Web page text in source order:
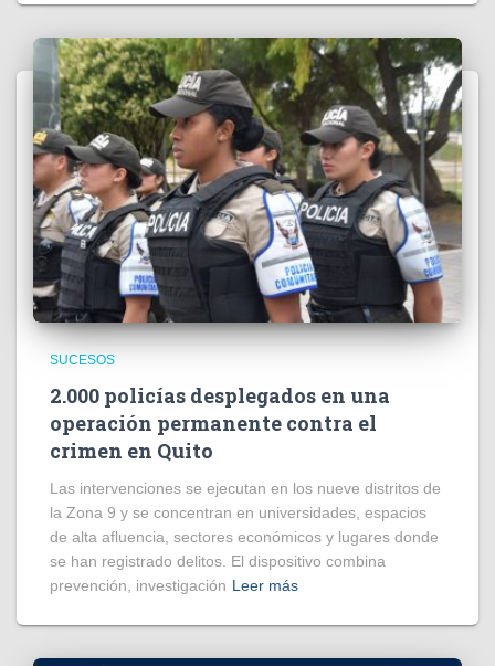
SUCESOS
2.000 policías desplegados en una
operación permanente contra el
crimen en Quito
Las intervenciones se ejecutan en los nueve distritos de
la Zona 9 y se concentran en universidades, espacios
de alta afluencia, sectores económicos y lugares donde
se han registrado delitos. El dispositivo combina
prevención, investigación Leer más